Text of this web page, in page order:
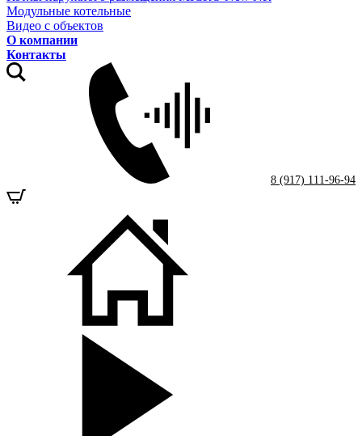
Модульные котельные
Видео с объектов
О компании
Контакты
8 (917) 111-96-94